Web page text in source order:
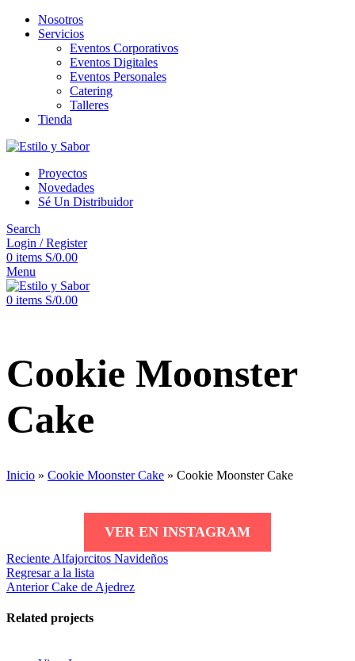
Nosotros
Servicios
Eventos Corporativos
Eventos Digitales
Eventos Personales
Catering
Talleres
Tienda
Proyectos
Novedades
Sé Un Distribuidor
Search
Login / Register
0 items S/0.00
Menu
0 items S/0.00
Cookie Moonster
Cake
Inicio » Cookie Moonster Cake » Cookie Moonster Cake
VER EN INSTAGRAM
Reciente Alfajorcitos Navideños
Regresar a la lista
Anterior Cake de Ajedrez
Related projects